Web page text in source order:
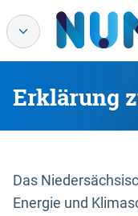
Erklärung
Das
Energie und